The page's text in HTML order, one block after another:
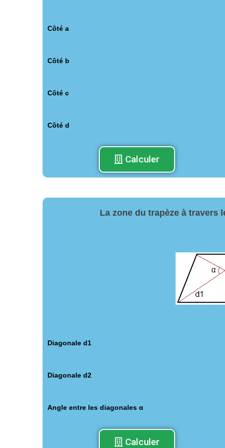
Côté a
Côté b
Côté c
Côté d
Calculer
La zone du trapèze à travers
Diagonale d1
Diagonale d2
Angle entre les diagonales α
Calculer